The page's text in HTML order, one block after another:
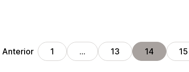
Anterior 1 … 13 14 15